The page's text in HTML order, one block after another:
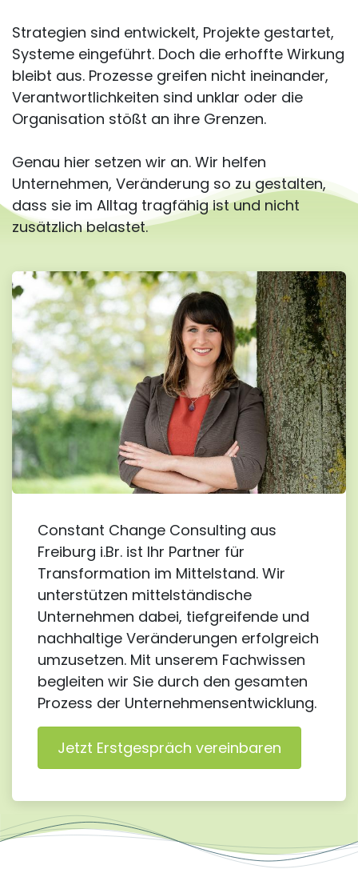
Strategien sind entwickelt, Projekte gestartet,
Systeme eingeführt. Doch die erhoffte Wirkung
bleibt aus. Prozesse greifen nicht ineinander,
Verantwortlichkeiten sind unklar oder die
Organisation stößt an ihre Grenzen.
Genau hier setzen wir an. Wir helfen
Unternehmen, Veränderung so zu gestalten,
dass sie im Alltag tragfähig ist und nicht
zusätzlich belastet.
Constant Change Consulting aus
Freiburg i.Br. ist Ihr Partner für
Transformation im Mittelstand. Wir
unterstützen mittelständische
Unternehmen dabei, tiefgreifende und
nachhaltige Veränderungen erfolgreich
umzusetzen. Mit unserem Fachwissen
begleiten wir Sie durch den gesamten
Prozess der Unternehmensentwicklung.
Jetzt Erstgespräch vereinbaren